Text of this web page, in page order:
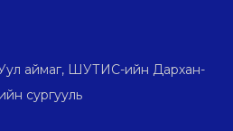
Уул аймаг, ШУТИС-ийн Дархан-
сургууль